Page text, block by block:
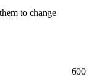
to change
600